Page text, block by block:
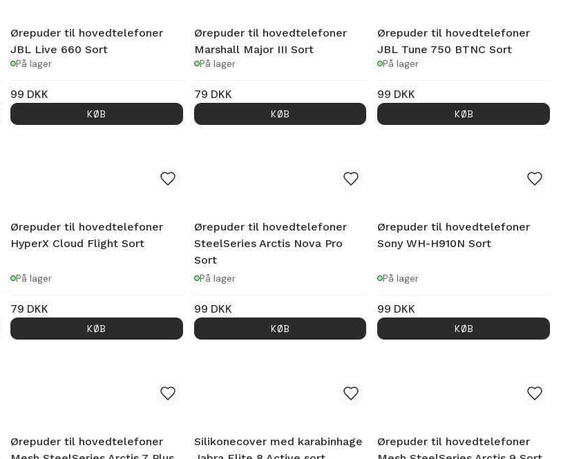
Ørepuder til hovedtelefoner
JBL Live 660 Sort
På lager
99 DKK
KØB
Ørepuder til hovedtelefoner
Marshall Major III Sort
På lager
79 DKK
KØB
Ørepuder til hovedtelefoner
JBL Tune 750 BTNC Sort
På lager
99 DKK
KØB
Ørepuder til hovedtelefoner
HyperX Cloud Flight Sort
På lager
79 DKK
KØB
Ørepuder til hovedtelefoner
SteelSeries Arctis Nova Pro
Sort
På lager
99 DKK
KØB
Ørepuder til hovedtelefoner
Sony WH-H910N Sort
På lager
99 DKK
KØB
Ørepuder til hovedtelefoner
Silikonecover med karabinhage
Ørepuder til hovedtelefoner